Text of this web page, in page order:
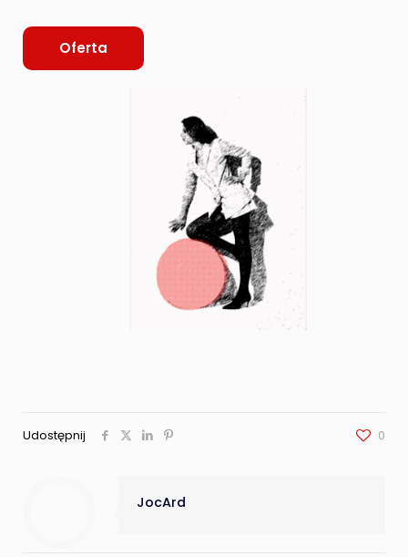
Oferta
Udostępnij 0
JocArd